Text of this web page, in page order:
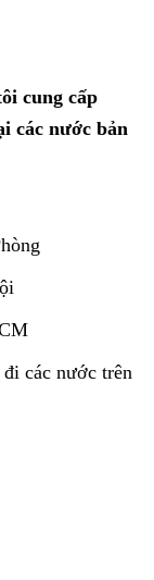
cung cấp
các nước bản
các nước trên